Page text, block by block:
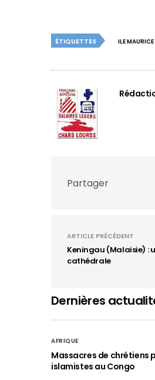
ÉTIQUETTES ILE MAURICE
Partager
ARTICLE PRÉCÉDENT
Keningau (Malaisie) :
cathédrale
Dernières
AFRIQUE
Massacres de chrétiens
islamistes au Congo